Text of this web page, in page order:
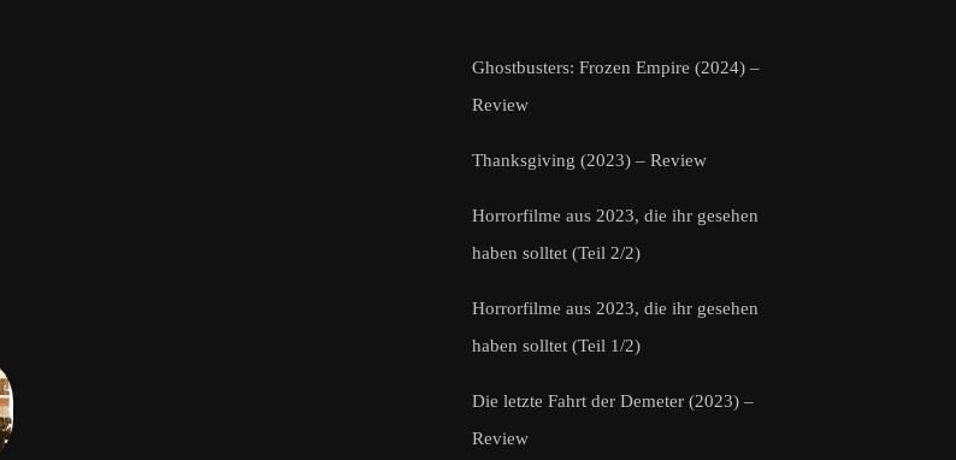
Ghostbusters: Frozen Empire (2024) –
Review
Thanksgiving (2023) – Review
Horrorfilme aus 2023, die ihr gesehen
haben solltet (Teil 2/2)
Horrorfilme aus 2023, die ihr gesehen
haben solltet (Teil 1/2)
Die letzte Fahrt der Demeter (2023) –
Review